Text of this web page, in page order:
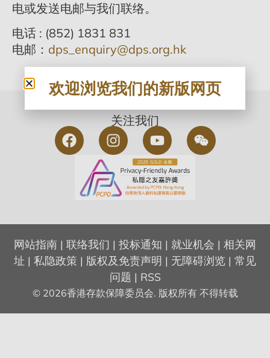
电或发送电邮与我们联络。
电话 : (852) 1831 831
电邮： dps_enquiry@dps.org.hk
关注我们
网站指南 | 联络我们 | 投标通知 | 就业机会 | 相关网
址 | 私隐政策 | 版权及免责声明 | 无障碍浏览 | 常见
问题 | RSS
© 2026香港存款保障委员会. 版权所有 不得转载
欢迎浏览我们的新版网页